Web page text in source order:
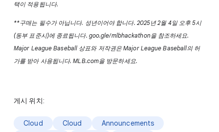
택이 적용됩니다.
**구매는 필수가 아닙니다. 성년이어야 합니다. 2025년 2월 4일 오후 5시
(동부 표준시)에 종료됩니다. goo.gle/mlbhackathon을 참조하세요.
Major League Baseball 상표와 저작권은 Major League Baseball의 허
가를 받아 사용됩니다. MLB.com을 방문하세요.
게시 위치:
Cloud Cloud
Announcements